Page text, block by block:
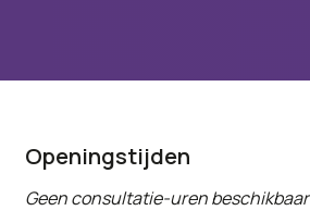
Openingstijden
Geen consultatie-uren beschikbaar